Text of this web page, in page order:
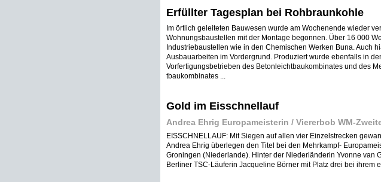
Erfüllter Tagesplan bei Rohbraunkohle
Im örtlich geleiteten Bauwesen wurde am Wochenende wieder
Wohnungsbaustellen mit der Montage begonnen. Über 16 000
Industriebaustellen wie in den Chemischen Werken Buna. Auch
Ausbauarbeiten im Vordergrund. Produziert wurde ebenfalls in
Vorfertigungsbetrieben des Betonleichtbaukombinates und des
tbaukombinates ...
Gold im Eisschnellauf
Andrea Ehrig Europameisterin / Viererbob WM-
EISSCHNELLAUF: Mit Siegen auf allen vier Einzelstrecken
Andrea Ehrig überlegen den Titel bei den Mehrkampf-
Groningen (Niederlande). Hinter der Niederländerin Yvonne van
Berliner TSC-Läuferin Jacqueline Börner mit Platz drei bei ihrem